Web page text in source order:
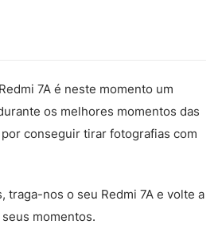
€49.00.
7A é neste momento um
os melhores momentos das
conseguir tirar fotografias com
traga-nos o seu Redmi 7A e volte a
momentos.